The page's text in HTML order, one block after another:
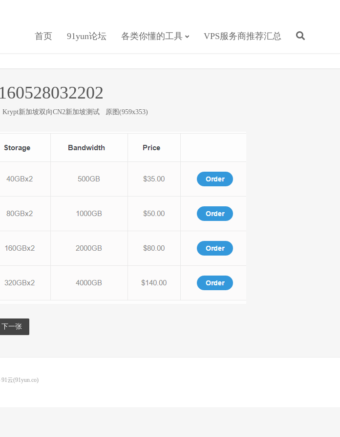
首页 91yun论坛 各类你懂的工具 VPS服务商推荐汇总
Krypt新加坡双向CN2新加坡测试 原图(959x353)
下一张
91云(91yun.co)